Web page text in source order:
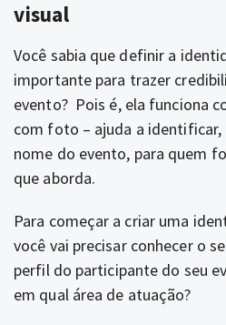
visual
Você sabia que definir a
importante para trazer
evento? Pois é, ela funciona
com foto – ajuda a identificar,
nome do evento, para quem
que aborda.
Para começar a criar uma
você vai precisar conhecer o
perfil do participante do seu
em qual área de atuação?